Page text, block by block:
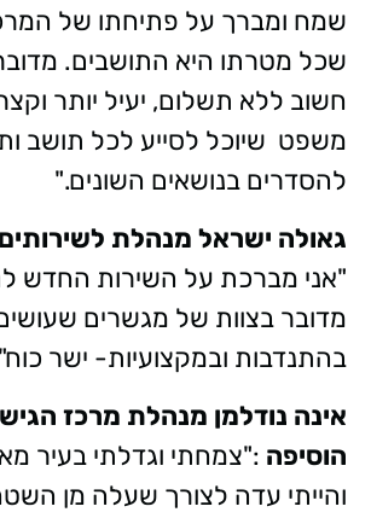
שמח ומברך על פתיחתו של
שכל מטרתו היא התושבים.
חשוב ללא תשלום, יעיל יותר
משפט שיוכל לסייע לכל תושב
להסדרים בנושאים השונים."
גאולה ישראל מנהלת
"אני מברכת על השירות החדש
מדובר בצוות של מגשרים
בהתנדבות ובמקצועיות- ישר
אינה נודלמן מנהלת מרכז
הוסיפה :"צמחתי וגדלתי בעיר
והייתי עדה לצורך שעלה מן